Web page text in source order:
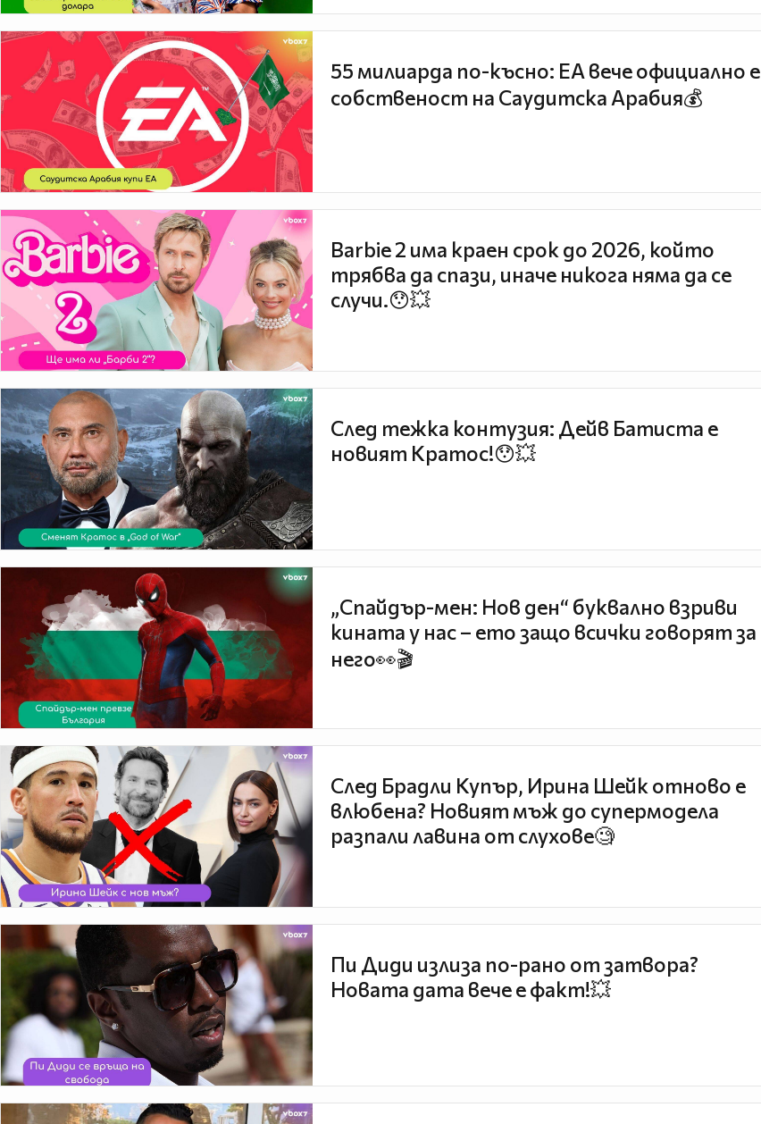
55 милиарда по-късно: EA вече официално е
собственост на Саудитска Арабия💰
Barbie 2 има краен срок до 2026, който
трябва да спази, иначе никога няма да се
случи.😯💥
След тежка контузия: Дейв Батиста е
новият Кратос!😯💥
„Спайдър-мен: Нов ден“ буквално взриви
кината у нас – ето защо всички говорят за
него👀🎬
След Брадли Купър, Ирина Шейк отново е
влюбена? Новият мъж до супермодела
разпали лавина от слухове🧐
Пи Диди излиза по-рано от затвора?
Новата дата вече е факт!💥